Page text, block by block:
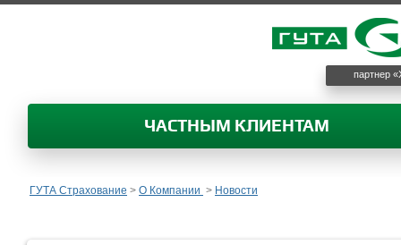
партнер
ЧАСТНЫМ КЛИЕНТАМ
ГУТА Страхование > О Компании > Новости